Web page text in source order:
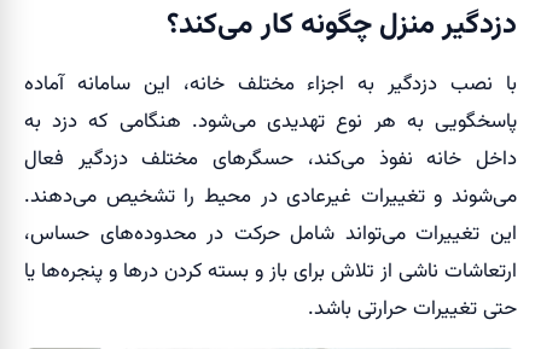
دزدگیر منزل چگونه کار می‌کند؟
با نصب دزدگیر به اجزاء مختلف خانه، این سامانه آماده
پاسخگویی به هر نوع تهدیدی می‌شود. هنگامی که دزد به
داخل خانه نفوذ می‌کند، حسگرهای مختلف دزدگیر فعال
می‌شوند و تغییرات غیرعادی در محیط را تشخیص می‌دهند.
این تغییرات می‌تواند شامل حرکت در محدوده‌های حساس،
ارتعاشات ناشی از تلاش برای باز و بسته کردن درها و پنجره‌ها یا
حتی تغییرات حرارتی باشد.